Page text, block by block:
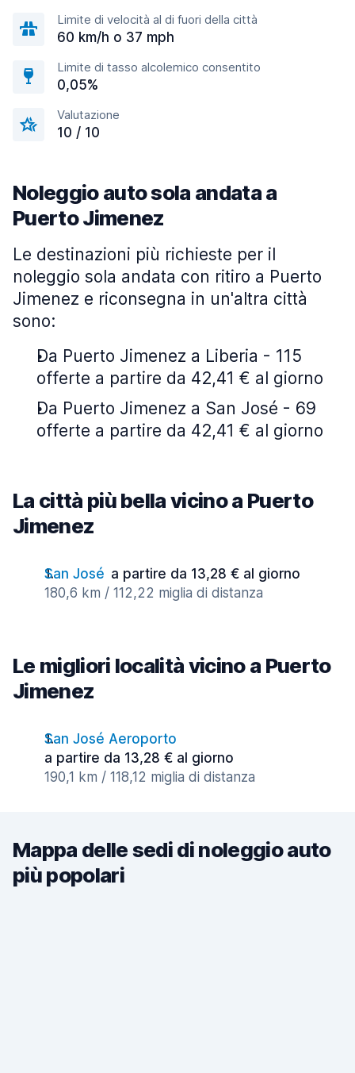
Limite di velocità al di fuori della città
60 km/h o 37 mph
Limite di tasso alcolemico consentito
0,05%
Valutazione
10 / 10
Noleggio auto sola andata a
Puerto Jimenez
Le destinazioni più richieste per il
noleggio sola andata con ritiro a Puerto
Jimenez e riconsegna in un'altra città
sono:
Da Puerto Jimenez a Liberia - 115
offerte a partire da 42,41 € al giorno
Da Puerto Jimenez a San José - 69
offerte a partire da 42,41 € al giorno
La città più bella vicino a Puerto
Jimenez
San José a partire da 13,28 € al giorno
180,6 km / 112,22 miglia di distanza
Le migliori località vicino a Puerto
Jimenez
San José Aeroporto
a partire da 13,28 € al giorno
190,1 km / 118,12 miglia di distanza
Mappa delle sedi di noleggio auto
più popolari